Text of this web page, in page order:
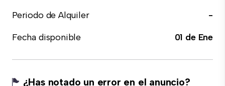
Periodo de Alquiler
-
Fecha disponible
01 de Ene
¿Has notado un error en el anuncio?